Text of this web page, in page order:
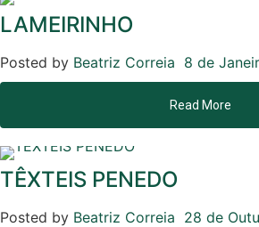
LAMEIRINHO
Posted by Beatriz Correia 8 de
Read More
TÊXTEIS PENEDO
Posted by Beatriz Correia 28 de